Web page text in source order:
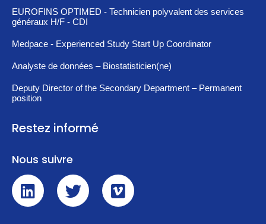
EUROFINS OPTIMED - Technicien polyvalent des services
généraux H/F - CDI
Medpace - Experienced Study Start Up Coordinator
Analyste de données – Biostatisticien(ne)
Deputy Director of the Secondary Department – Permanent
position
Restez informé
Nous suivre